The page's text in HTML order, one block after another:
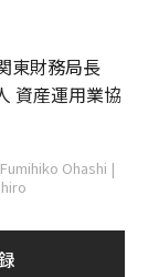
東財務局長
資産運用業協
Ohashi |